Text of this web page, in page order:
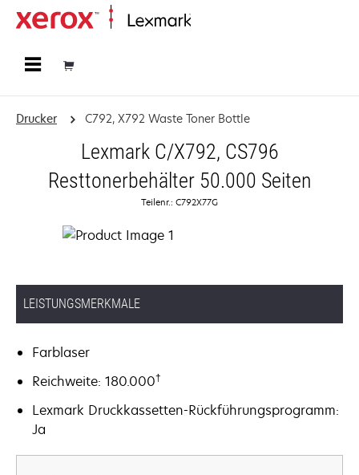
Drucker C792, X792 Waste Toner Bottle
Lexmark C/X792, CS796
Resttonerbehälter 50.000 Seiten
Teilenr.: C792X77G
LEISTUNGSMERKMALE
Farblaser
Reichweite: 180.000†
Lexmark Druckkassetten-Rückführungsprogramm:
Ja